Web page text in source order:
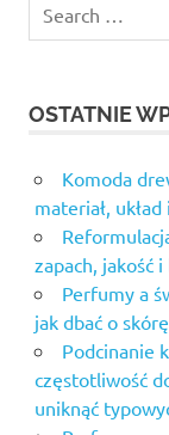
OSTATNIE
Komoda
materiał,
zapach, jakość
Perfumy a
jak dbać o
Podcinanie
częstotliwość
uniknąć